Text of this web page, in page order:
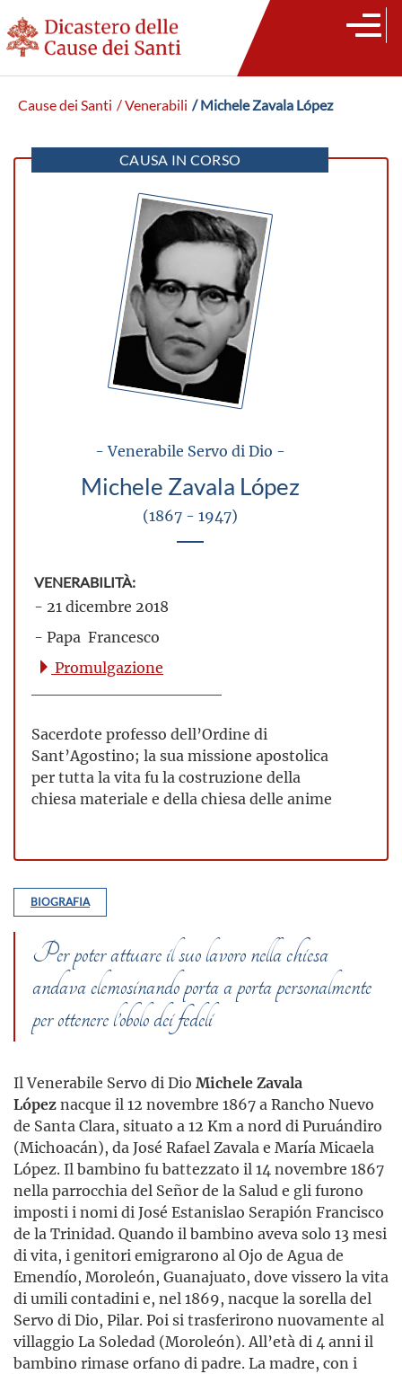
Cause dei Santi / Venerabili / Michele Zavala López
CAUSA IN CORSO
- Venerabile Servo di Dio -
Michele Zavala López
(1867 - 1947)
VENERABILITÀ:
- 21 dicembre 2018
- Papa Francesco
Promulgazione
Sacerdote professo dell’Ordine di
Sant’Agostino; la sua missione apostolica
per tutta la vita fu la costruzione della
chiesa materiale e della chiesa delle anime
BIOGRAFIA
Per poter attuare il suo lavoro nella chiesa
andava elemosinando porta a porta personalmente
per ottenere l’obolo dei fedeli
Il Venerabile Servo di Dio Michele Zavala
Lópeznacque il 12 novembre 1867 a Rancho Nuevo
de Santa Clara, situato a 12 Km a nord di Puruándiro
(Michoacán), da José Rafael Zavala e María Micaela
López. Il bambino fu battezzato il 14 novembre 1867
nella parrocchia del Señor de la Salud e gli furono
imposti i nomi di José Estanislao Serapión Francisco
de la Trinidad. Quando il bambino aveva solo 13 mesi
di vita, i genitori emigrarono al Ojo de Agua de
Emendío, Moroleón, Guanajuato, dove vissero la vita
di umili contadini e, nel 1869, nacque la sorella del
Servo di Dio, Pilar. Poi si trasferirono nuovamente al
villaggio La Soledad (Moroleón). All’età di 4 anni il
bambino rimase orfano di padre. La madre, con i